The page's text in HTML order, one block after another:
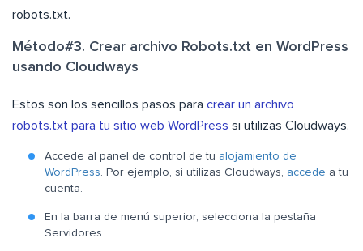
robots.txt.
Método#3. Crear archivo Robots.txt en WordPress
usando Cloudways
Estos son los sencillos pasos para crear un archivo
robots.txt para tu sitio web WordPress si utilizas Cloudways.
Accede al panel de control de tu alojamiento de
WordPress . Por ejemplo, si utilizas Cloudways, accede a tu
cuenta.
En la barra de menú superior, selecciona la pestaña
Servidores.